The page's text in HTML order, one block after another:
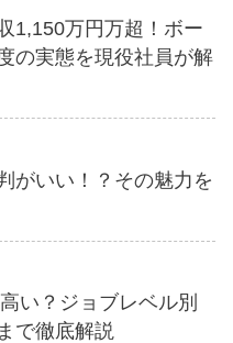
1,150万円万超！ボー
の実態を現役社員が解
がいい！？その魅力を
い？ジョブレベル別
で徹底解説